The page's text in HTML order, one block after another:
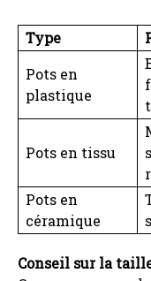
Type
Pots en
plastique
Pots en tissu
Pots en
céramique
Conseil sur la